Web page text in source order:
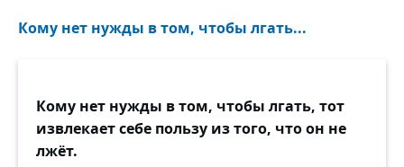
Кому нет нужды в том, чтобы лгать...
Кому нет нужды в том, чтобы лгать, тот
извлекает себе пользу из того, что он не
лжёт.